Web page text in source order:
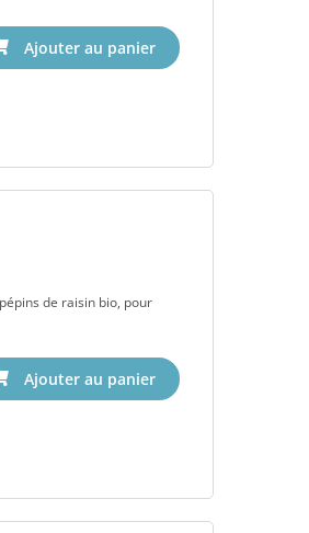
de raisin bio, pour